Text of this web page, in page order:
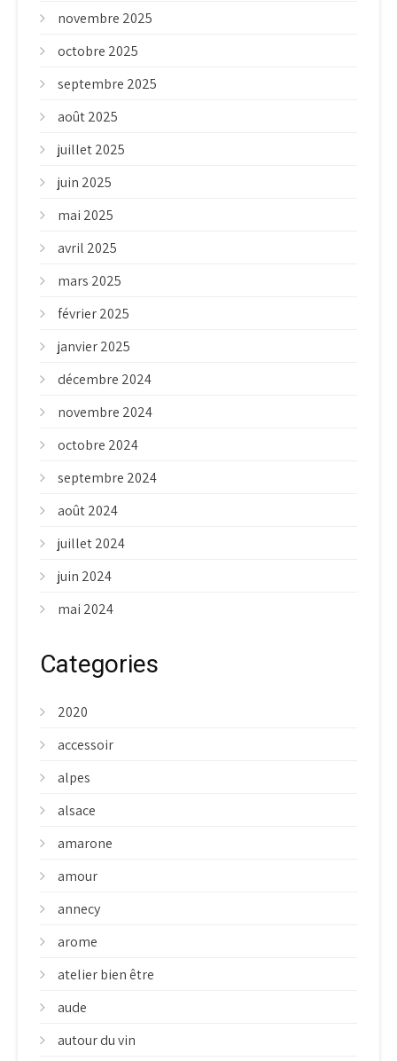
novembre 2025
octobre 2025
septembre 2025
août 2025
juillet 2025
juin 2025
mai 2025
avril 2025
mars 2025
février 2025
janvier 2025
décembre 2024
novembre 2024
octobre 2024
septembre 2024
août 2024
juillet 2024
juin 2024
mai 2024
Categories
2020
accessoir
alpes
alsace
amarone
amour
annecy
arome
atelier bien être
aude
autour du vin